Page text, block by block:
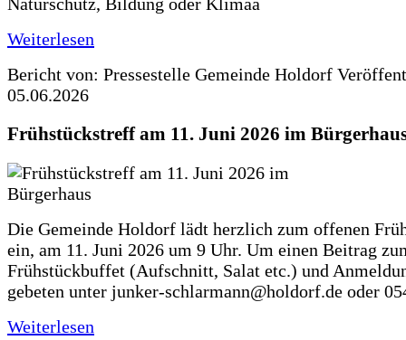
Weiterlesen
Bericht von: Pressestelle Gemeinde Holdorf
05.06.2026
Frühstückstreff am 11. Juni 2026 im
Die Gemeinde Holdorf lädt herzlich zum offenen
ein, am 11. Juni 2026 um 9 Uhr. Um einen Beitrag
Frühstückbuffet (Aufschnitt, Salat etc.) und
gebeten unter junker-schlarmann@holdorf.de oder
Weiterlesen